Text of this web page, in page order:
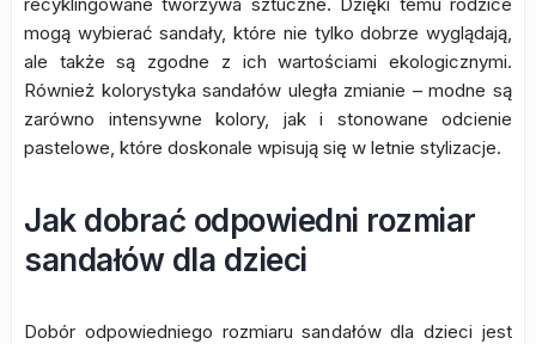
mogą wybierać sandały, które nie tylko dobrze wyglądają,
ale także są zgodne z ich wartościami ekologicznymi.
Również kolorystyka sandałów uległa zmianie – modne są
zarówno intensywne kolory, jak i stonowane odcienie
pastelowe, które doskonale wpisują się w letnie stylizacje.
Jak dobrać odpowiedni rozmiar
sandałów dla dzieci
Dobór odpowiedniego rozmiaru sandałów dla dzieci jest